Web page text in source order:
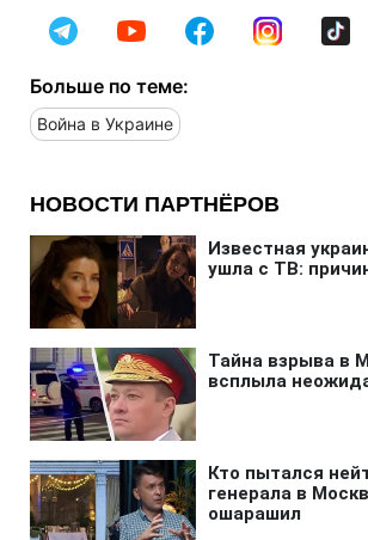
Больше по теме:
Война в Украине